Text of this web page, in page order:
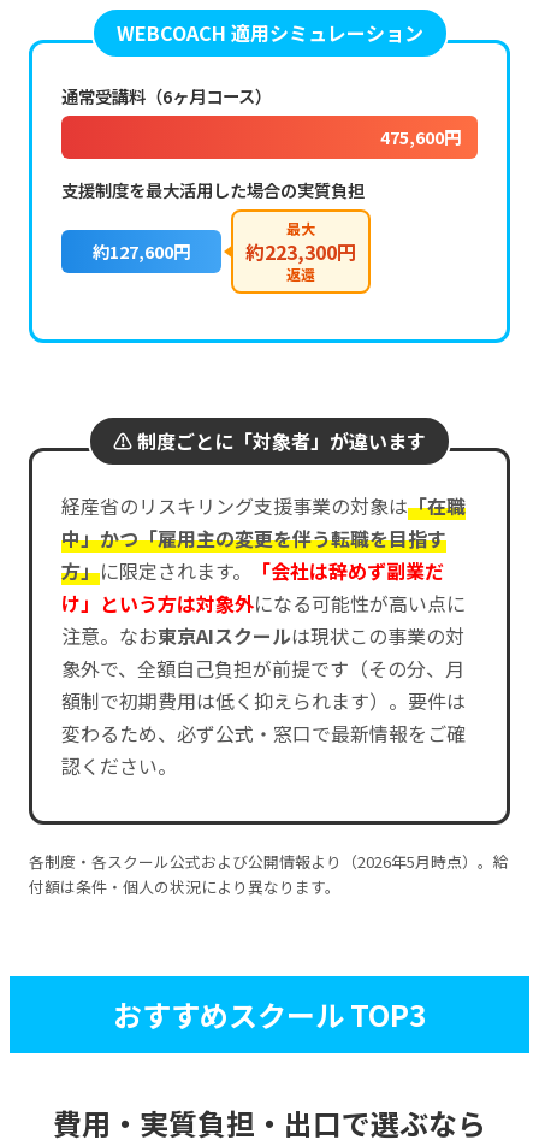
WEBCOACH 適用シミュレーション
通常受講料（6ヶ月コース）
475,600円
支援制度を最大活用した場合の実質負担
約127,600円
最大
約223,300円
返還
⚠️ 制度ごとに「対象者」が違います
経産省のリスキリング支援事業の対象は「在職
中」かつ「雇用主の変更を伴う転職を目指す
方」に限定されます。
「会社は辞めず副業だ
け」という方は対象外になる可能性が高い点に
注意。なお東京AIスクールは現状この事業の対
象外で、全額自己負担が前提です（その分、月
額制で初期費用は低く抑えられます）。要件は
変わるため、必ず公式・窓口で最新情報をご確
認ください。
各制度・各スクール公式および公開情報より（2026年5月時点）。給
付額は条件・個人の状況により異なります。
おすすめスクール TOP3
費用・実質負担・出口で選ぶなら